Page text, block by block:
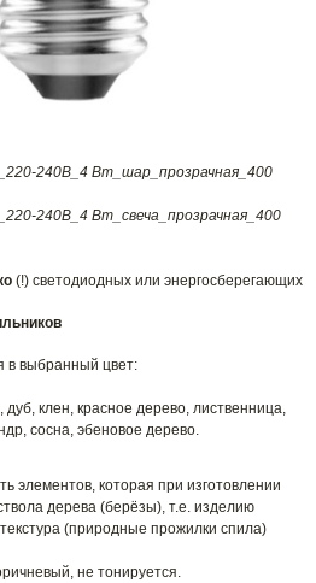
240В_4 Вт_шар_прозрачная_400
240В_4 Вт_свеча_прозрачная_400
(!) светодиодных или энергосберегающих
в выбранный цвет:
дуб, клен, красное дерево, лиственница,
сосна, эбеновое дерево.
элементов, которая при изготовлении
дерева (берёзы), т.е. изделию
(природные прожилки спила)
не тонируется.